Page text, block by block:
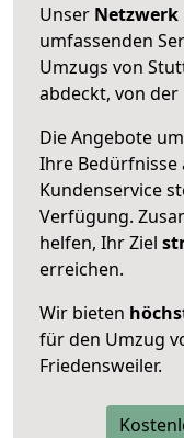
Unser Netzwerk
umfassenden
Umzugs von
abdeckt, von
Die Angebote
Ihre
Kundenservice
Verfügung.
helfen, Ihr Ziel
erreichen.
Wir bieten
für den Umzug
Friedensweiler.